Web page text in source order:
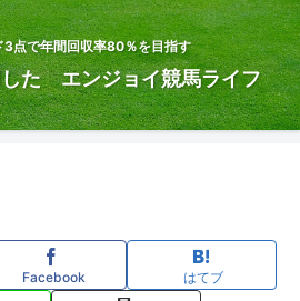
3点で年間回収率80％を目指す
た エンジョイ競馬ライフ
Facebook はてブ